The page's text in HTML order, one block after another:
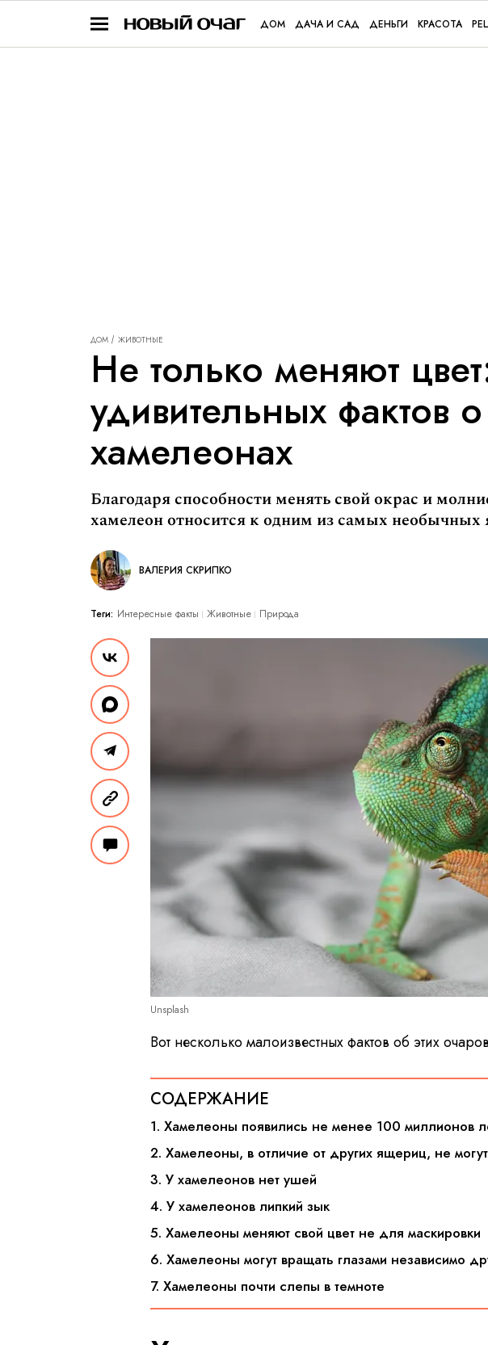
ДОМ ДАЧА И САД ДЕНЬГИ КРАСОТА
ДОМ ЖИВОТНЫЕ
Не только меняют
удивительных фактов о
хамелеонах
Благодаря способности менять свой окрас и
хамелеон относится к одним из самых
ВАЛЕРИЯ СКРИПКО
Теги: Интересные факты Животные Природа
Unsplash
Вот несколько малоизвестных фактов об этих
СОДЕРЖАНИЕ
1. Хамелеоны появились не менее 100 миллионов
2. Хамелеоны, в отличие от других ящериц, не
3. У хамелеонов нет ушей
4. У хамелеонов липкий зык
5. Хамелеоны меняют свой цвет не для маскировки
6. Хамелеоны могут вращать глазами независимо
7. Хамелеоны почти слепы в темноте